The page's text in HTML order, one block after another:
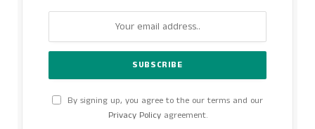
By signing up, you agree to the our terms and our
Privacy Policyagreement.